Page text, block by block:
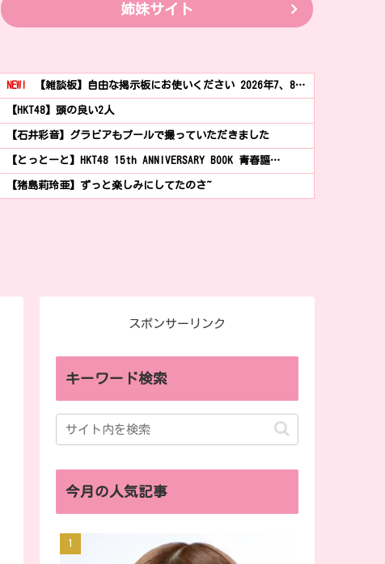
姉妹サイト
NEW! 【雑談板】自由な掲示板にお使いください 2026年7、8…
【HKT48】頭の良い2人
【石井彩音】グラビアもプールで撮っていただきました
【とっとーと】HKT48 15th ANNIVERSARY BOOK 青春謳…
【猪島莉玲亜】ずっと楽しみにしてたのさ~
スポンサーリンク
キーワード検索
今月の人気記事